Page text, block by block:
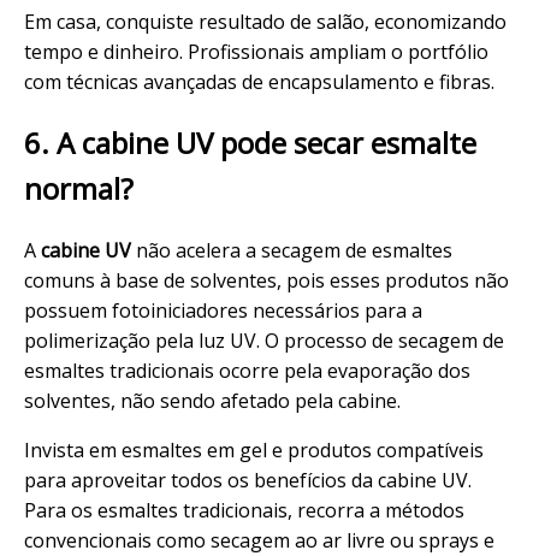
Em casa, conquiste resultado de salão, economizando
tempo e dinheiro. Profissionais ampliam o portfólio
com técnicas avançadas de encapsulamento e fibras.
6. A cabine UV pode secar esmalte
normal?
Acabine UVnão acelera a secagem de esmaltes
comuns à base de solventes, pois esses produtos não
possuem fotoiniciadores necessários para a
polimerização pela luz UV. O processo de secagem de
esmaltes tradicionais ocorre pela evaporação dos
solventes, não sendo afetado pela cabine.
Invista em esmaltes em gel e produtos compatíveis
para aproveitar todos os benefícios da cabine UV.
Para os esmaltes tradicionais, recorra a métodos
convencionais como secagem ao ar livre ou sprays e